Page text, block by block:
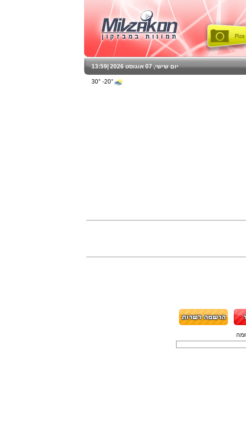
13:59 יום שישי, 07 אוגוסט 2026 |
20°- 30°